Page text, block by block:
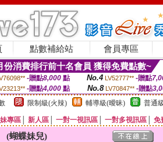
點數補給站 會員專區
份消費排行前十名會員 獲得免費點數~
-贈點8,000點 No.4 LV52777** -贈點
-贈點4,000 點 No.8 LV70847** -贈點
限制級(火辣) 輔導級(曖昧) 普通
專區 新人區 一對一視訊區 一對多視訊區 免
(蝴蝶妹兒)